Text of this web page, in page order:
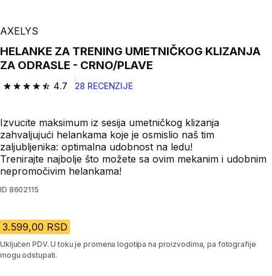
AXELYS
HELANKE ZA TRENING UMETNIČKOG KLIZANJA
ZA ODRASLE - CRNO/PLAVE
4.7
4.7 od 5 zvezdica from 28 Recenzije
28 RECENZIJE
Izvucite maksimum iz sesija umetničkog klizanja
zahvaljujući helankama koje je osmislio naš tim
zaljubljenika: optimalna udobnost na ledu!
Trenirajte najbolje što možete sa ovim mekanim i udobnim
nepromočivim helankama!
ID 8602115
3.599,00 RSD
Uključen PDV. U toku je promena logotipa na proizvodima, pa fotografije
mogu odstupati.